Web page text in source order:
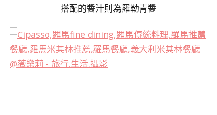
搭配的醬汁則為羅勒青醬